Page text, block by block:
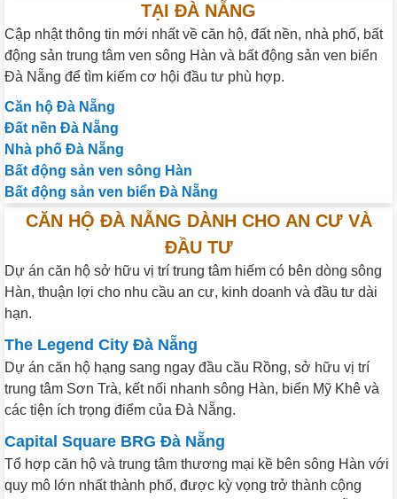
TẠI ĐÀ NẴNG
Cập nhật thông tin mới nhất về căn hộ, đất nền, nhà phố, bất
động sản trung tâm ven sông Hàn và bất động sản ven biển
Đà Nẵng để tìm kiếm cơ hội đầu tư phù hợp.
Căn hộ Đà Nẵng
Đất nền Đà Nẵng
Nhà phố Đà Nẵng
Bất động sản ven sông Hàn
Bất động sản ven biển Đà Nẵng
CĂN HỘ ĐÀ NẴNG DÀNH CHO AN CƯ VÀ
ĐẦU TƯ
Dự án căn hộ sở hữu vị trí trung tâm hiếm có bên dòng sông
Hàn, thuận lợi cho nhu cầu an cư, kinh doanh và đầu tư dài
hạn.
The Legend City Đà Nẵng
Dự án căn hộ hạng sang ngay đầu cầu Rồng, sở hữu vị trí
trung tâm Sơn Trà, kết nối nhanh sông Hàn, biển Mỹ Khê và
các tiện ích trọng điểm của Đà Nẵng.
Capital Square BRG Đà Nẵng
Tổ hợp căn hộ và trung tâm thương mại kề bên sông Hàn với
quy mô lớn nhất thành phố, được kỳ vọng trở thành cộng